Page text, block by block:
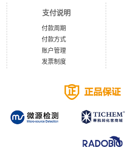
支付说明
付款周期
付款方式
账户管理
发票制度